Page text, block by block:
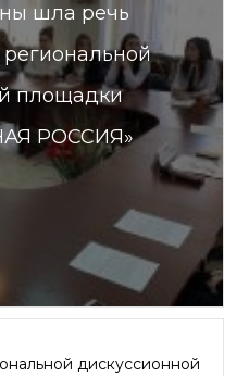
шла речь
площадки
РОССИЯ»
дискуссионной